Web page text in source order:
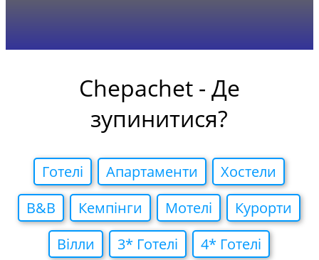
Chepachet - Де
зупинитися?
Готелi Апартаменти
Хостели
B&B
Кемпiнги Мотелi
Курорти
Вiлли
3* Готелi
4* Готелi